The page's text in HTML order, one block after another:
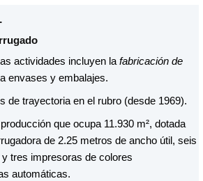
actividades incluyen la fabricación de
envases y embalajes.
de trayectoria en el rubro (desde 1969).
que ocupa 11.930 m², dotada
de 2.25 metros de ancho útil, seis
tres impresoras de colores
automáticas.